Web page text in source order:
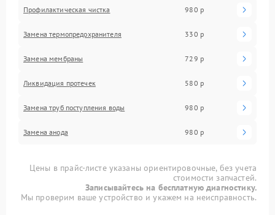
Профилактическая чистка 980 р
Замена термопредохранителя 330 р
Замена мембраны 729 р
Ликвидация протечек 580 р
Замена труб поступления воды 980 р
Замена анода 980 р
Цены в прайс-листе указаны ориентировочные, без учета
стоимости запчастей.
Записывайтесь на бесплатную диагностику.
Мы проверим ваше устройство и укажем на неисправность.